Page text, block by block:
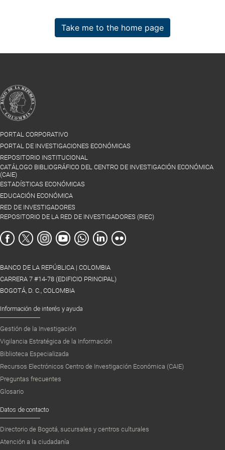
Take me to the home page
PORTAL CORPORATIVO
PORTAL DE INVESTIGACIONES ECONÓMICAS
REPOSITORIO INSTITUCIONAL
CATÁLOGO BIBLIOGRÁFICO DEL CENTRO DE INVESTIGACIÓN ECONÓMICA
(CAIE)
ESTADÍSTICAS ECONÓMICAS
EDUCACIÓN ECONÓMICA
RED DE INVESTIGADORES
REPOSITORIO DE LA RED DE INVESTIGADORES (RIEC)
BANCO DE LA REPÚBLICA | COLOMBIA
CARRERA 7 #14-78 (EDIFICIO PRINCIPAL)
BOGOTÁ, D. C., COLOMBIA
Información de interés y ayuda
Gestión de la Investigación
Vigilancia Estratégica de la Información
Biblioteca Especializada
Recursos Electrónicos Centro de Investigación Económica (CAIE)
Preguntas frecuentes
Glosario
Datos de contacto
Directorio de Bogotá, sucursales y centros culturales
Atención a la ciudadanía